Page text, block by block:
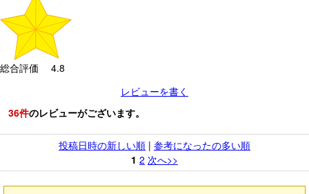
総合評価 4.8
レビューを書く
36件のレビューがございます。
投稿日時の新しい順 | 参考になったの多い順
1 2 次へ>>